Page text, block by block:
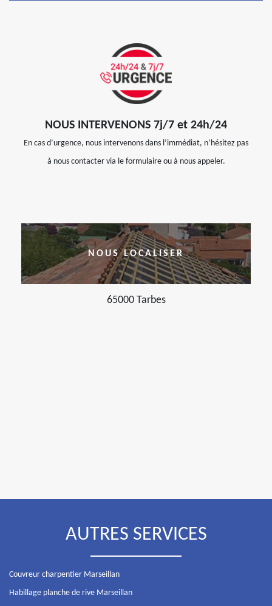
NOUS INTERVENONS 7j/7 et 24h/24
En cas d’urgence, nous intervenons dans l’immédiat, n’hésitez pas
à nous contacter via le formulaire ou à nous appeler.
NOUS LOCALISER
65000 Tarbes
AUTRES SERVICES
Couvreur charpentier Marseillan
Habillage planche de rive Marseillan